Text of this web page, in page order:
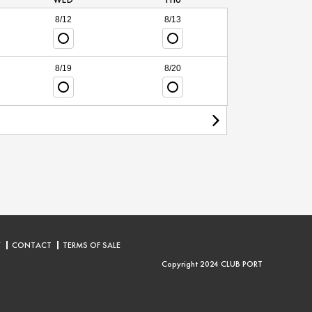
8/12 8/13
8/19 8/20
CONTACT
TERMS OF SALE
Copyright 2024 CLUB PORT